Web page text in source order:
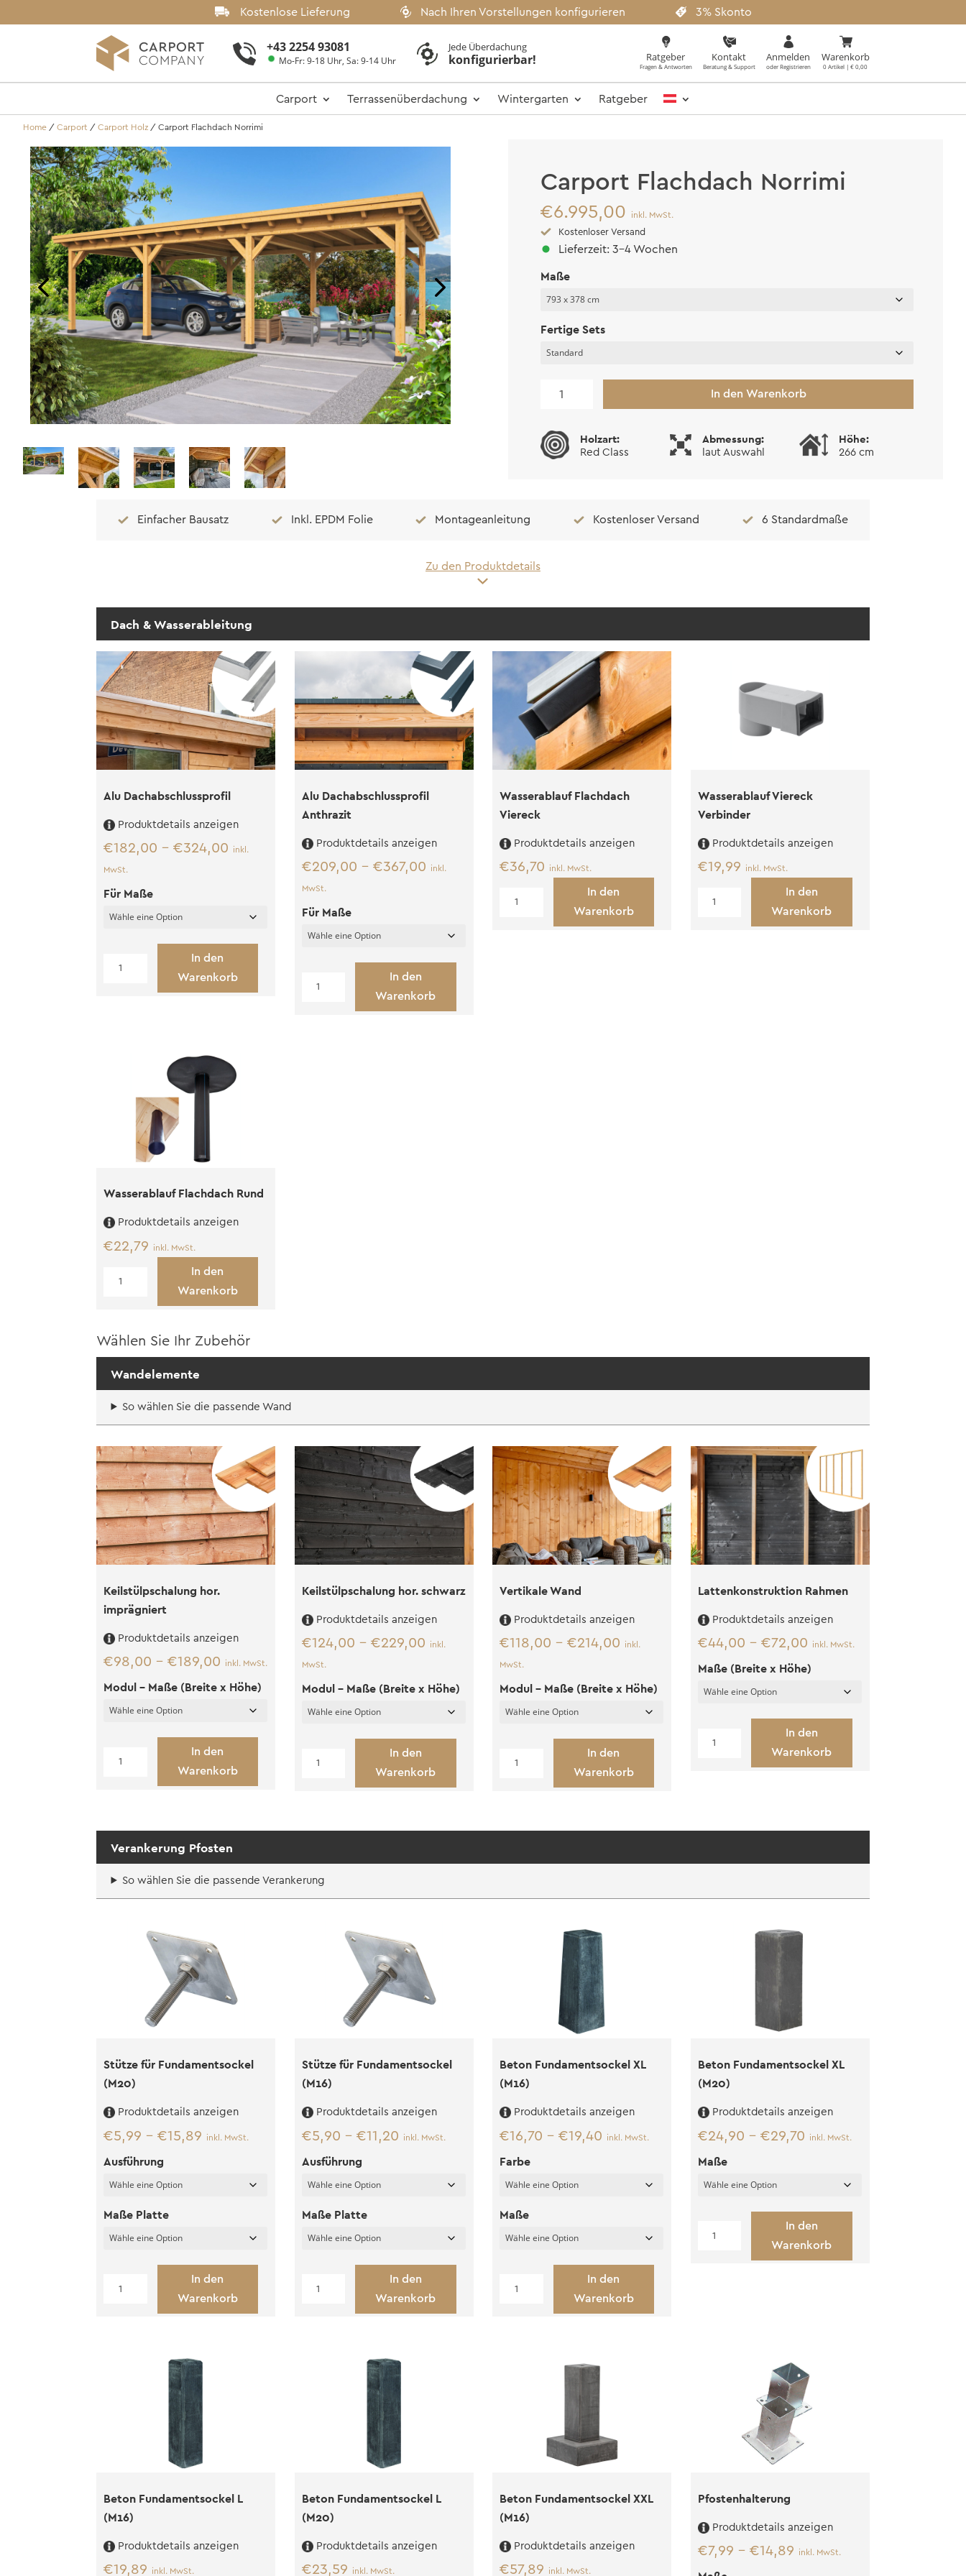
Kostenlose Lieferung Nach Ihren Vorstellungen konfigurieren 3% Skonto
+43 2254 93081
Mo-Fr: 9-18 Uhr, Sa: 9-14 Uhr
Jede Überdachung
konfigurierbar! Ratgeber
Fragen & Antworten
Kontakt
Beratung & Support
Anmelden
oder Registrieren
Warenkorb
0 Artikel | € 0,00
Carport Terrassenüberdachung Wintergarten Ratgeber
Home / Carport / Carport Holz / Carport Flachdach Norrimi
Carport Flachdach Norrimi
€6.995,00 inkl. MwSt.
Kostenloser Versand
Lieferzeit: 3-4 Wochen
Maße
Fertige Sets
Menge
In den Warenkorb
Holzart:
Red Class
Abmessung:
laut Auswahl
Höhe:
266 cm
Einfacher Bausatz Inkl. EPDM Folie Montageanleitung Kostenloser Versand 6 Standardmaße
Zu den Produktdetails
Dach & Wasserableitung
Alu Dachabschlussprofil
Produktdetails anzeigen
€182,00 –€324,00 inkl.
MwSt.
Für Maße
Alu
Dachabschlussprofil
In den
Warenkorb
Alu Dachabschlussprofil
Anthrazit
Produktdetails anzeigen
€209,00 – €367,00 inkl.
MwSt.
Für Maße
Alu
Dachabschlussprofil
In den
Warenkorb
Wasserablauf Flachdach
Viereck
Produktdetails anzeigen
€36,70 inkl. MwSt.
Wasserablauf
In den
Warenkorb
Wasserablauf Viereck
Verbinder
Produktdetails anzeigen
€19,99 inkl. MwSt.
Wasserablauf
In den
Warenkorb
Wasserablauf Flachdach Rund
Produktdetails anzeigen
€22,79 inkl. MwSt.
Wasserablauf
Menge
In den
Warenkorb
Wählen Sie Ihr Zubehör
Wandelemente
So wählen Sie die passende Wand
Keilstülpschalung hor.
imprägniert
Produktdetails anzeigen
€98,00 –€189,00 inkl. MwSt.
Modul - Maße (Breite x Höhe)
KeilstülpschalungIn den
Warenkorb
Keilstülpschalung hor. schwarz
Produktdetails anzeigen
€124,00 – €229,00 inkl.
MwSt.
Modul - Maße (Breite x Höhe)
KeilstülpschalungIn den
Warenkorb
Vertikale Wand
Produktdetails anzeigen
€118,00 –€214,00 inkl.
MwSt.
Modul - Maße (Breite x Höhe)
Vertikale
In den
Warenkorb
Lattenkonstruktion Rahmen
Produktdetails anzeigen
€44,00 – €72,00 inkl. MwSt.
Maße (Breite x Höhe)
LattenkonstruktionIn den
Warenkorb
Verankerung Pfosten
So wählen Sie die passende Verankerung
Stütze für Fundamentsockel
(M20)
Produktdetails anzeigen
€5,99 –€15,89 inkl. MwSt.
Ausführung
Maße Platte
In den
Warenkorb
Stütze für Fundamentsockel
(M16)
Produktdetails anzeigen
€5,90 – €11,20 inkl. MwSt.
Ausführung
Maße Platte
In den
Warenkorb
Beton Fundamentsockel XL
(M16)
Produktdetails anzeigen
€16,70 –€19,40 inkl. MwSt.
Farbe
Maße
Fundamentsockel
In den
Warenkorb
Beton Fundamentsockel XL
(M20)
Produktdetails anzeigen
€24,90 – €29,70 inkl. MwSt.
Maße
Fundamentsockel
In den
Warenkorb
Beton Fundamentsockel L
(M16)
Produktdetails anzeigen
€19,89 inkl. MwSt.
Beton Fundamentsockel L
(M20)
Produktdetails anzeigen
€23,59 inkl. MwSt.
Beton Fundamentsockel XXL
(M16)
Produktdetails anzeigen
€57,89 inkl. MwSt.
Pfostenhalterung
Produktdetails anzeigen
€7,99 – €14,89 inkl. MwSt.